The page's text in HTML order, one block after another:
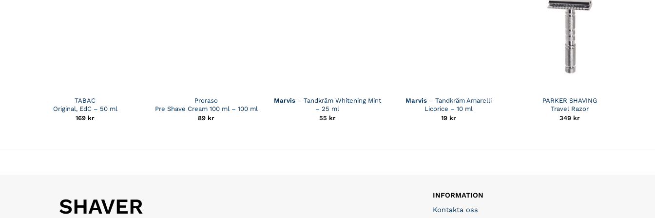
TABAC
Original, EdC – 50 ml
169 kr
Proraso
Pre Shave Cream 100 ml – 100 ml
89 kr
Marvis– Tandkräm Whitening Mint
– 25 ml
55 kr
Marvis– Tandkräm Amarelli
Licorice – 10 ml
19 kr
PARKER SHAVING
Travel Razor
349 kr
SHAVER
INFORMATION
Kontakta oss